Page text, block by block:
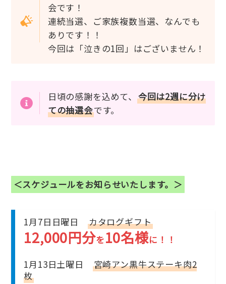
会です！
連続当選、ご家族複数当選、なんでも
ありです！！
今回は「泣きの1回」はございません！
日頃の感謝を込めて、 今回は2週に分け
ての抽選会です。
＜スケジュールをお知らせいたします。＞
1月7日日曜日 カタログギフト
12,000円分を10名様に！！
1月13日土曜日 宮崎アン黒牛ステーキ肉2
枚